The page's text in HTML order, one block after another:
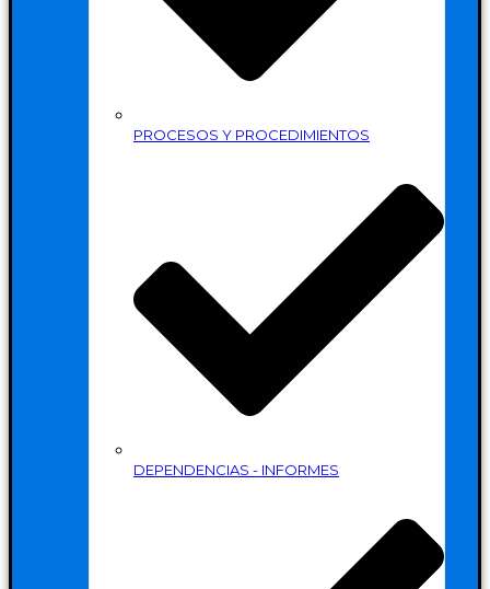
PROCESOS Y PROCEDIMIENTOS
DEPENDENCIAS - INFORMES